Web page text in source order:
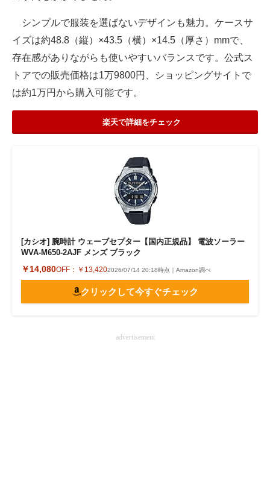
シンプルで服装を選ばないデザインも魅力。ケースサ
イズは約48.8（縦）×43.5（横）×14.5（厚さ）mmで、
存在感がありながらも使いやすいバランスです。公式ス
トアでの販売価格は1万9800円、ショッピングサイトで
は約1万円から購入可能です。
楽天で詳細をチェック
[カシオ] 腕時計 ウェーブセプター【国内正規品】 電波ソーラー
WVA-M650-2AJF メンズ ブラック
￥14,080OFF： ￥13,4202026/07/14 20:18時点｜Amazon調べ
クリックして今すぐチェック
advertisement